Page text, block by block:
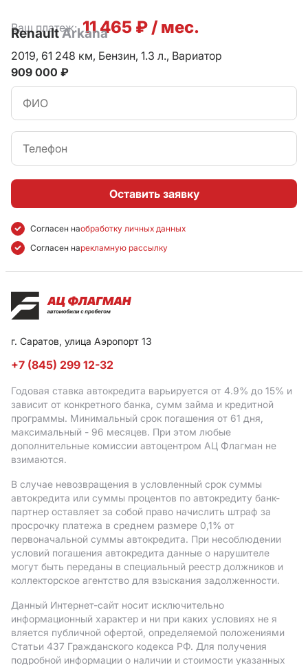
Ваш платеж: 11 465 ₽ / мес.
Оставить заявку
Согласен наобработку личных данных
Согласен нарекламную рассылку
RenaultArkana
2019, 61 248 км, Бензин, 1.3 л., Вариатор
909 000 ₽
г. Саратов, улица Аэропорт 13
+7 (845) 299 12-32
Годовая ставка автокредита варьируется от 4.9% до 15% и
зависит от конкретного банка, сумм займа и кредитной
программы. Минимальный срок погашения от 61 дня,
максимальный - 96 месяцев. При этом любые
дополнительные комиссии автоцентром АЦ Флагман не
взимаются.
В случае невозвращения в условленный срок суммы
автокредита или суммы процентов по автокредиту банк-
партнер оставляет за собой право начислить штраф за
просрочку платежа в среднем размере 0,1% от
первоначальной суммы автокредита. При несоблюдении
условий погашения автокредита данные о нарушителе
могут быть переданы в специальный реестр должников и
коллекторское агентство для взыскания задолженности.
Данный Интернет-сайт носит исключительно
информационный характер и ни при каких условиях не я
вляется публичной офертой, определяемой положениями
Статьи 437 Гражданского кодекса РФ. Для получения
подробной информации о наличии и стоимости указанных